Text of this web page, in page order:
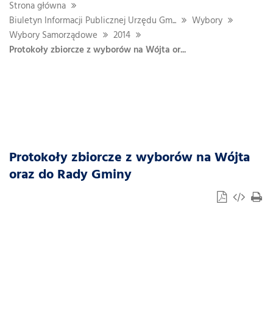
Strona główna
Biuletyn Informacji Publicznej Urzędu Gm...
Wybory
Wybory Samorządowe
2014
Protokoły zbiorcze z wyborów na Wójta or...
Protokoły zbiorcze z wyborów na Wójta
oraz do Rady Gminy